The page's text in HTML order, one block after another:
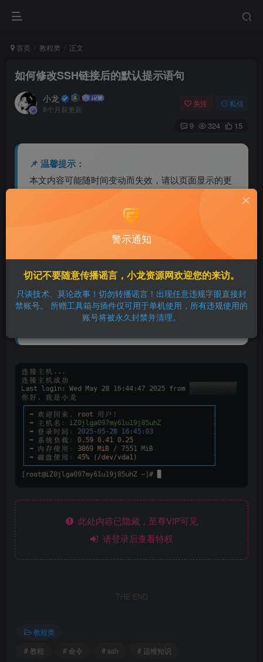
首页 教程类 正文
如何修改SSH链接后的默认提示语句
小龙
8个月前更新
关注 私信
9 324 15
📌 温馨提示：
本文内容可能随时间变动而失效，请以页面显示的更
若内容已不准确或资源失效，欢迎留言或联系站长反
⚠️ 免责声明：
本文仅供学习与参考，观点仅代表作者个人意见，与
本站无关。
如有侵权问题，请立即联系我们处理，谢谢理解与支
此处内容已隐藏，至尊VIP可见
请登录后查看特权
THE END
教程类
# 教程
# 命令 # ssh # 运维知识
警示通知
切记不要随意传播谣言，小龙资源网欢迎您的来访。
只谈技术、莫论政事！切勿转播谣言！出现任意违规字眼直接封
禁账号。 所赠工具箱与插件仅可用于单机使用，所有违规使用的
账号将被永久封禁并清理。